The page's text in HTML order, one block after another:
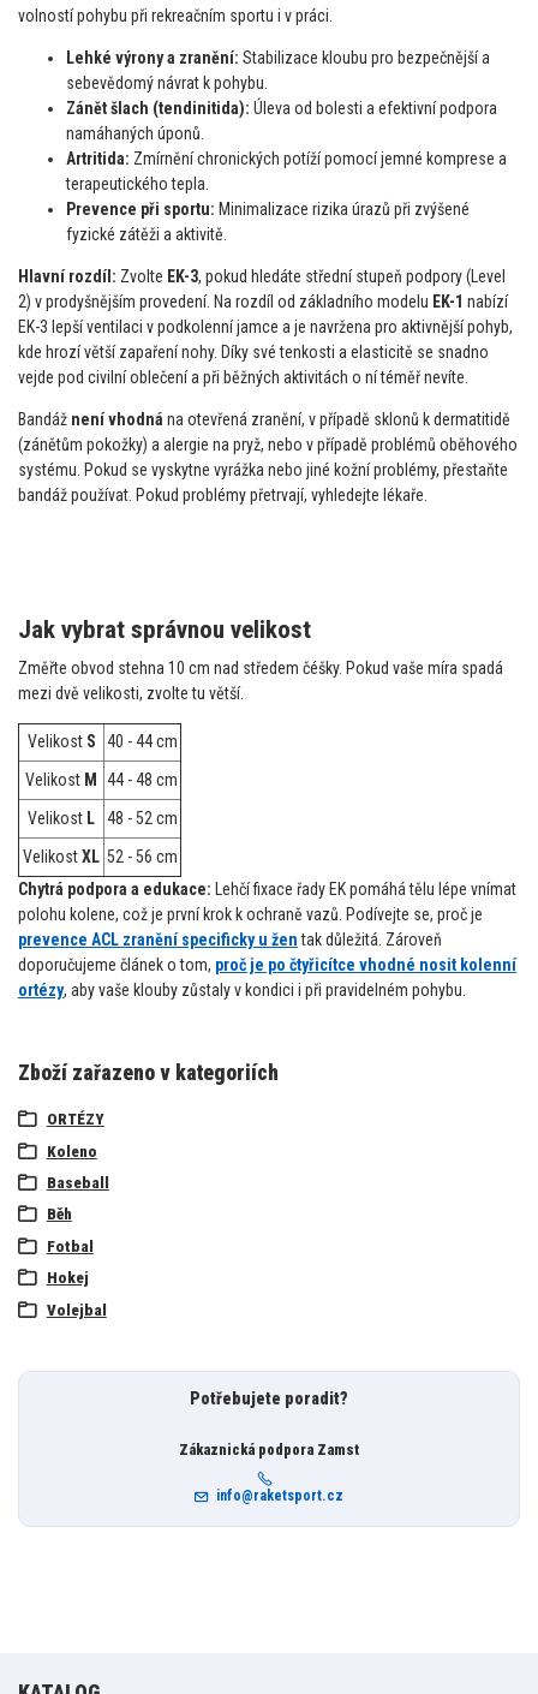
volností pohybu při rekreačním sportu i v práci.
Lehké výrony a zranění: Stabilizace kloubu pro bezpečnější a
sebevědomý návrat k pohybu.
Zánět šlach (tendinitida): Úleva od bolesti a efektivní podpora
namáhaných úponů.
Artritida: Zmírnění chronických potíží pomocí jemné komprese a
terapeutického tepla.
Prevence při sportu: Minimalizace rizika úrazů při zvýšené
fyzické zátěži a aktivitě.
Hlavní rozdíl: Zvolte EK-3, pokud hledáte střední stupeň podpory (Level
2) v prodyšnějším provedení. Na rozdíl od základního modelu EK-1 nabízí
EK-3 lepší ventilaci v podkolenní jamce a je navržena pro aktivnější pohyb,
kde hrozí větší zapaření nohy. Díky své tenkosti a elasticitě se snadno
vejde pod civilní oblečení a při běžných aktivitách o ní téměř nevíte.
Bandáž není vhodná na otevřená zranění, v případě sklonů k dermatitidě
(zánětům pokožky) a alergie na pryž, nebo v případě problémů oběhového
systému. Pokud se vyskytne vyrážka nebo jiné kožní problémy, přestaňte
bandáž používat. Pokud problémy přetrvají, vyhledejte lékaře.
Jak vybrat správnou velikost
Změřte obvod stehna 10 cm nad středem čéšky. Pokud vaše míra spadá
mezi dvě velikosti, zvolte tu větší.
Velikost S
40 - 44 cm
Velikost M
44 - 48 cm
Velikost L
48 - 52 cm
VelikostXL 52 - 56 cm
Chytrá podpora a edukace: Lehčí fixace řady EK pomáhá tělu lépe vnímat
polohu kolene, což je první krok k ochraně vazů. Podívejte se, proč je
prevence ACL zranění specificky u žentak důležitá. Zároveň
doporučujeme článek o tom, proč je po čtyřicítce vhodné nosit kolenní
ortézy, aby vaše klouby zůstaly v kondici i při pravidelném pohybu.
Zboží zařazeno v kategoriích
ORTÉZY
Koleno
Baseball
Běh
Fotbal
Hokej
Volejbal
Potřebujete poradit?
Zákaznická podpora Zamst
info@raketsport.cz